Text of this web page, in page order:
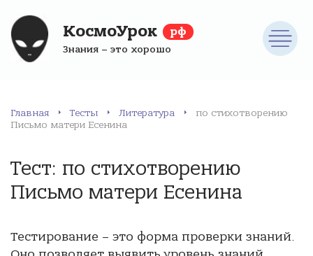
КосмоУрок рф
Знания – это хорошо
Главная Тесты Литература
по стихотворению
Письмо матери Есенина
Тест: по стихотворению
Письмо матери Есенина
Тестирование – это форма проверки знаний.